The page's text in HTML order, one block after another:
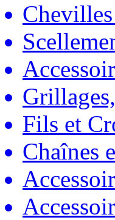
Fils et
Chaînes